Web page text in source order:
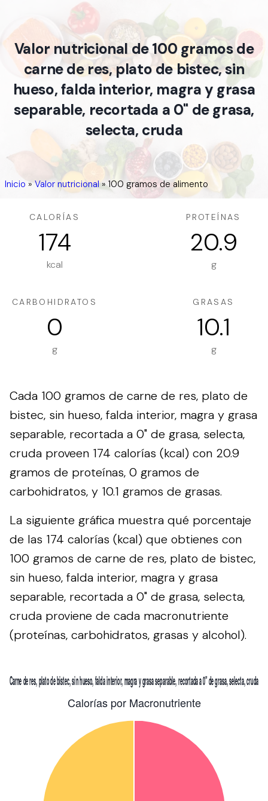
Valor nutricional de 100 gramos de
carne de res, plato de bistec, sin
hueso, falda interior, magra y grasa
separable, recortada a 0" de grasa,
selecta, cruda
Inicio »Valor nutricional»100 gramos de alimento
CALORÍAS
174
kcal
PROTEÍNAS
20.9
g
CARBOHIDRATOS
0
g
GRASAS
10.1
g
Cada 100 gramos de carne de res, plato de
bistec, sin hueso, falda interior, magra y grasa
separable, recortada a 0" de grasa, selecta,
cruda proveen 174 calorías (kcal) con 20.9
gramos de proteínas, 0 gramos de
carbohidratos, y 10.1 gramos de grasas.
La siguiente gráfica muestra qué porcentaje
de las 174 calorías (kcal) que obtienes con
100 gramos de carne de res, plato de bistec,
sin hueso, falda interior, magra y grasa
separable, recortada a 0" de grasa, selecta,
cruda proviene de cada macronutriente
(proteínas, carbohidratos, grasas y alcohol).